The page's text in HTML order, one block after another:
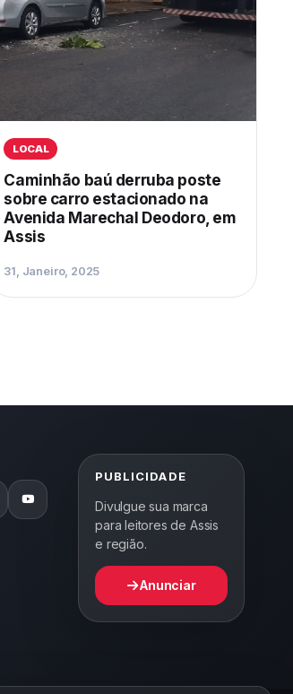
LOCAL
Caminhão baú derruba poste
sobre carro estacionado na
Avenida Marechal Deodoro, em
Assis
31, Janeiro, 2025
PUBLICIDADE
Divulgue sua marca
para leitores de Assis
e região.
Anunciar